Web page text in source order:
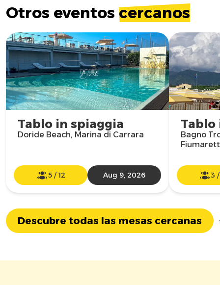
Otros eventos cercanos
Tablo in spiaggia
Doride Beach, Marina di Carrara
5/12 Aug 9, 2026
Tablo
Bagno
3
Descubre todas las mesas cercanas